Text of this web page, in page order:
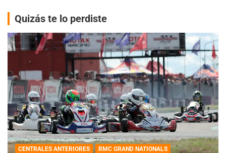
Quizás te lo perdiste
CENTRALES ANTERIORES RMC GRAND NATIONALS